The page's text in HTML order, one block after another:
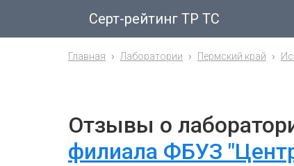
Серт-рейтинг ТР ТС
Главная Лаборатории Пермский край
Отзывы о
филиала ФБУЗ